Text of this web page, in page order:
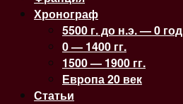
Хронограф
5500 г. до н.э. — 0 год
0 — 1400 гг.
1500 — 1900 гг.
Европа 20 век
Статьи